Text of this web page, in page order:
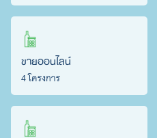
ขายออนไลน์
4 โครงการ